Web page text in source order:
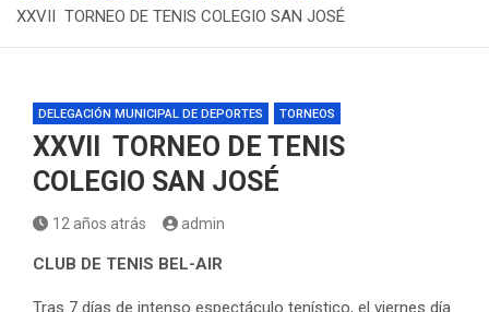
XXVII TORNEO DE TENIS COLEGIO SAN JOSÉ
DELEGACIÓN MUNICIPAL DE DEPORTES TORNEOS
XXVII TORNEO DE TENIS
COLEGIO SAN JOSÉ
12 años atrás admin
CLUB DE TENIS BEL-AIR
Tras 7 días de intenso espectáculo tenístico, el viernes día